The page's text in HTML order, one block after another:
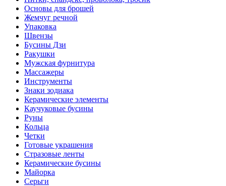
Основы для брошей
Жемчуг речной
Упаковка
Швензы
Бусины Дзи
Ракушки
Мужская фурнитура
Массажеры
Инструменты
Знаки зодиака
Керамические элементы
Каучуковые бусины
Руны
Кольца
Четки
Готовые украшения
Стразовые ленты
Керамические бусины
Майорка
Серьги